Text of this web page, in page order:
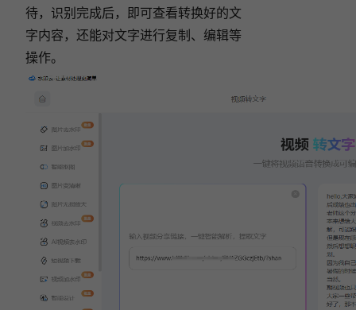
待，识别完成后，即可查看转换好的文
字内容，还能对文字进行复制、编辑等
操作。